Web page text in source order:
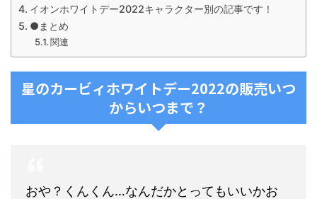
イオンホワイトデー2022キャラクター別の記事です！
●まとめ
関連
星のカービィホワイトデー2022の販売いつ
からいつまで？
おや？くんくん…なんだかとってもいいかお